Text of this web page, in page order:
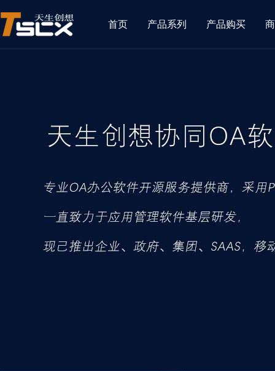
首页 产品系列 产品购买